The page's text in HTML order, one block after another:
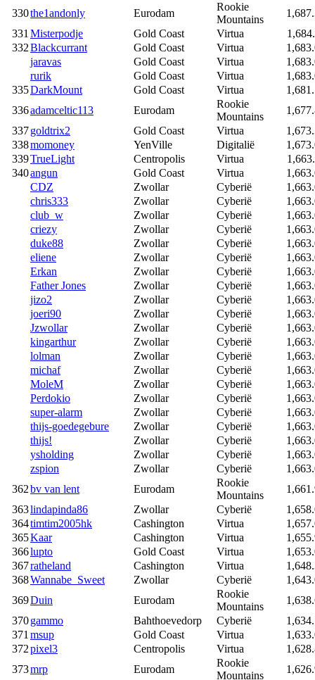
330the1andonly Eurodam
Rookie
Mountains
331Misterpodje Gold Coast Virtua
332Blackcurrant Gold Coast Virtua
jaravas
Gold Coast Virtua
rurik
Gold Coast Virtua
335DarkMount Gold Coast Virtua
336adamceltic113 Eurodam
Rookie
Mountains
337goldtrix2 Gold Coast Virtua
338momoney YenVille Digitalië
339TrueLight Centropolis Virtua
340angun Gold Coast Virtua
CDZ
Zwollar Cyberië
chris333
Zwollar Cyberië
club_w
Zwollar Cyberië
criezy
Zwollar Cyberië
duke88
Zwollar Cyberië
eliene
Zwollar Cyberië
Erkan
Zwollar Cyberië
Father Jones
Zwollar Cyberië
jizo2
Zwollar Cyberië
joeri90
Zwollar Cyberië
Jzwollar
Zwollar Cyberië
kingarthur
Zwollar Cyberië
lolman
Zwollar Cyberië
michaf
Zwollar Cyberië
MoleM
Zwollar Cyberië
Perdokio
Zwollar Cyberië
super-alarm
Zwollar Cyberië
thijs-goedegebure
Zwollar Cyberië
thijs!
Zwollar Cyberië
ysholding
Zwollar Cyberië
zspion
Zwollar Cyberië
362bv van lent Eurodam
Rookie
Mountains
363lindapinda86 Zwollar Cyberië
364timtim2005hk Cashington Virtua
365Kaar Cashington Virtua
366lupto Gold Coast Virtua
367ratheland Cashington Virtua
368Wannabe_Sweet Zwollar Cyberië
369Duin Eurodam
Rookie
Mountains
370gammo Bahthoevedorp Cyberië
371msup Gold Coast Virtua
372pixel3 Centropolis Virtua
373mrp Eurodam
Rookie
Mountains